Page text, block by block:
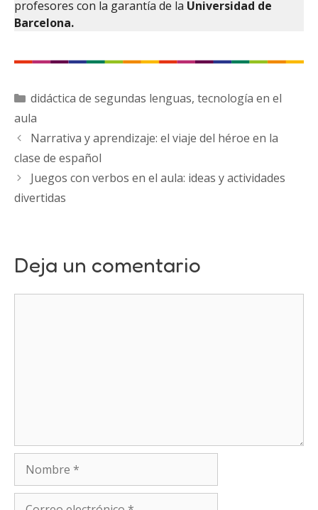
profesores con la garantía de la Universidad de
Barcelona.
Categorías
didáctica de segundas lenguas, tecnología en el
aula
Narrativa y aprendizaje: el viaje del héroe en la
clase de español
Juegos con verbos en el aula: ideas y actividades
divertidas
Deja un comentario